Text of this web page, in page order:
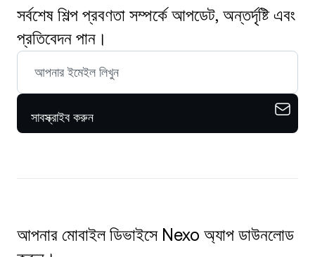
সর্বশেষ শিল্প প্রবণতা সম্পর্কে আপডেট, অন্তর্দৃষ্টি এবং
প্রতিবেদন পান।
সাবস্ক্রাইব করুন
আপনার মোবাইল ডিভাইসে Nexo অ্যাপ ডাউনলোড